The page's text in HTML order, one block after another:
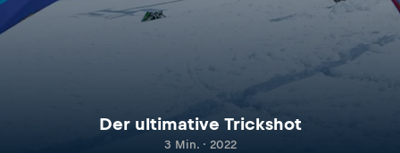
Der ultimative Trickshot
3 Min. · 2022